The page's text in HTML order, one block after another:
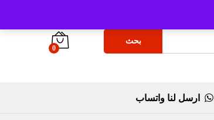
بحث
0
ارسل لنا واتساب